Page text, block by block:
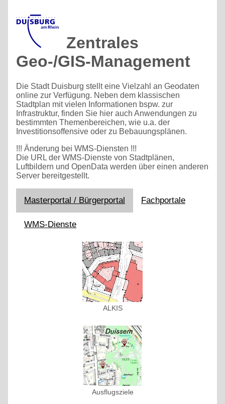
Zentrales
Geo-/GIS-Management
Die Stadt Duisburg stellt eine Vielzahl an Geodaten
online zur Verfügung. Neben dem klassischen
Stadtplan mit vielen Informationen bspw. zur
Infrastruktur, finden Sie hier auch Anwendungen zu
bestimmten Themenbereichen, wie u.a. der
Investitionsoffensive oder zu Bebauungsplänen.
!!! Änderung bei WMS-Diensten !!!
Die URL der WMS-Dienste von Stadtplänen,
Luftbildern und OpenData werden über einen anderen
Server bereitgestellt.
Masterportal / Bürgerportal Fachportale
WMS-Dienste
ALKIS
Ausflugsziele